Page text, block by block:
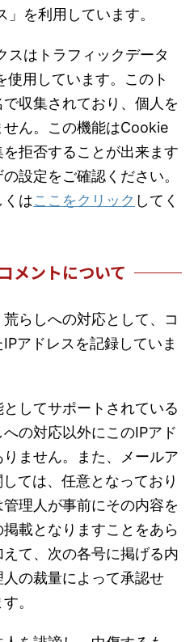
」を利用しています。
スはトラフィックデータ
用しています。このト
収集されており、個人を
ん。この機能はCookie
拒否することが出来ます
設定をご確認ください。
くはここをクリック してく
メントについて
らしへの対応として、コ
アドレスを記録していま
してサポートされている
の対応以外にこのIPアド
ません。また、メールア
ては、任意となっており
理人が事前にその内容を
載となりますことをあら
て、次の各号に掲げる内
の裁量によって承認せ
。